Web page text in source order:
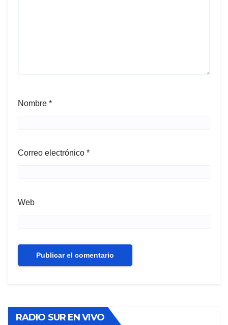
Nombre *
Correo electrónico *
Web
RADIO SUR EN VIVO